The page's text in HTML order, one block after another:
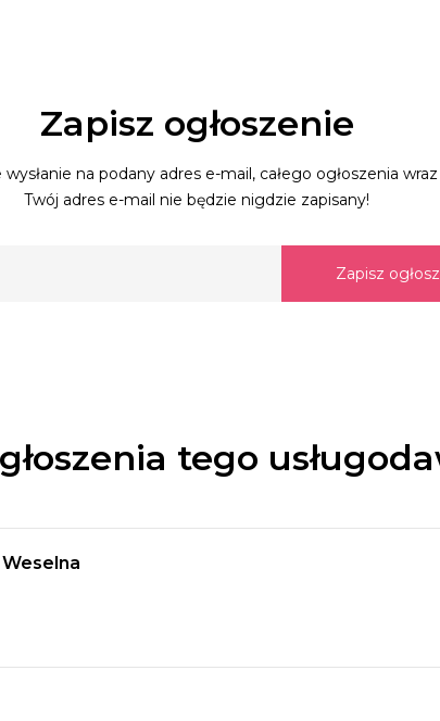
Zapisz ogłoszenie
na podany adres e-mail, całego ogłoszenia
Twój adres e-mail nie będzie nigdzie zapisany!
Zapisz
tego